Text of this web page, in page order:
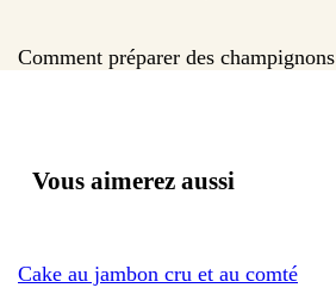
Comment préparer des champignons
Vous aimerez aussi
Cake au jambon cru et au comté